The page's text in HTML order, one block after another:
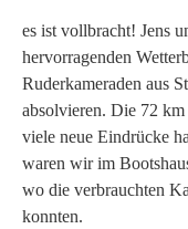
es ist vollbracht! Jens
hervorragenden
Ruderkameraden aus
absolvieren. Die 72
viele neue Eindrücke
waren wir im
wo die verbrauchten
konnten.